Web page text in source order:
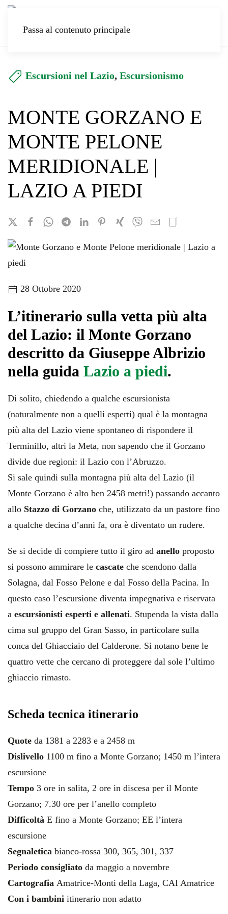
Passa al contenuto principale
Escursioni nel Lazio, Escursionismo
MONTE GORZANO E
MONTE PELONE
MERIDIONALE |
LAZIO A PIEDI
28 Ottobre 2020
L’itinerario sulla vetta più alta
del Lazio: il Monte Gorzano
descritto da Giuseppe Albrizio
nella guida Lazio a piedi.
Di solito, chiedendo a qualche escursionista
(naturalmente non a quelli esperti) qual è la montagna
più alta del Lazio viene spontaneo di rispondere il
Terminillo, altri la Meta, non sapendo che il Gorzano
divide due regioni: il Lazio con l’Abruzzo.
Si sale quindi sulla montagna più alta del Lazio (il
Monte Gorzano è alto ben 2458 metri!) passando accanto
allo Stazzo di Gorzano che, utilizzato da un pastore fino
a qualche decina d’anni fa, ora è diventato un rudere.
Se si decide di compiere tutto il giro ad anello proposto
si possono ammirare le cascate che scendono dalla
Solagna, dal Fosso Pelone e dal Fosso della Pacina. In
questo caso l’escursione diventa impegnativa e riservata
a escursionisti esperti e allenati. Stupenda la vista dalla
cima sul gruppo del Gran Sasso, in particolare sulla
conca del Ghiacciaio del Calderone. Si notano bene le
quattro vette che cercano di proteggere dal sole l’ultimo
ghiaccio rimasto.
Scheda tecnica itinerario
Quote da 1381 a 2283 e a 2458 m
Dislivello 1100 m fino a Monte Gorzano; 1450 m l’intera
escursione
Tempo 3 ore in salita, 2 ore in discesa per il Monte
Gorzano; 7.30 ore per l’anello completo
Difficoltà E fino a Monte Gorzano; EE l’intera
escursione
Segnaletica bianco-rossa 300, 365, 301, 337
Periodo consigliato da maggio a novembre
Cartografia Amatrice-Monti della Laga, CAI Amatrice
Con i bambini itinerario non adatto